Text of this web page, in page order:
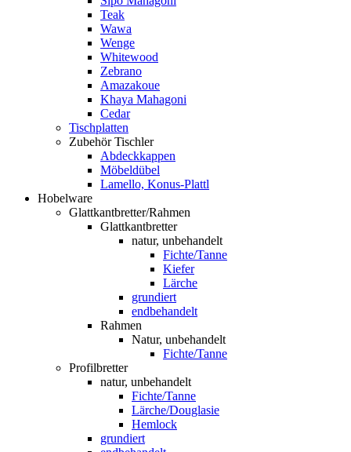
Teak
Wawa
Wenge
Whitewood
Zebrano
Amazakoue
Khaya Mahagoni
Cedar
Tischplatten
Zubehör Tischler
Abdeckkappen
Möbeldübel
Lamello, Konus-Plattl
Hobelware
Glattkantbretter/Rahmen
Glattkantbretter
natur, unbehandelt
Fichte/Tanne
Kiefer
Lärche
grundiert
endbehandelt
Rahmen
Natur, unbehandelt
Fichte/Tanne
Profilbretter
natur, unbehandelt
Fichte/Tanne
Lärche/Douglasie
Hemlock
grundiert